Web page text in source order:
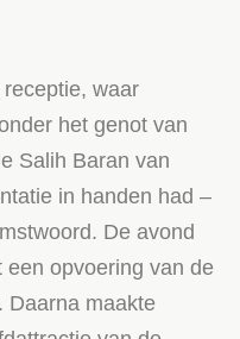
waar
het genot van
Salih Baran van
in handen had –
De avond
opvoering van de
Daarna maakte